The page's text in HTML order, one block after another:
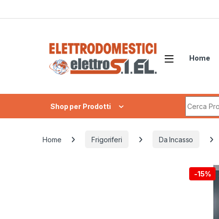
Home
Shop per Prodotti
Home Frigoriferi Da Incasso
-15%